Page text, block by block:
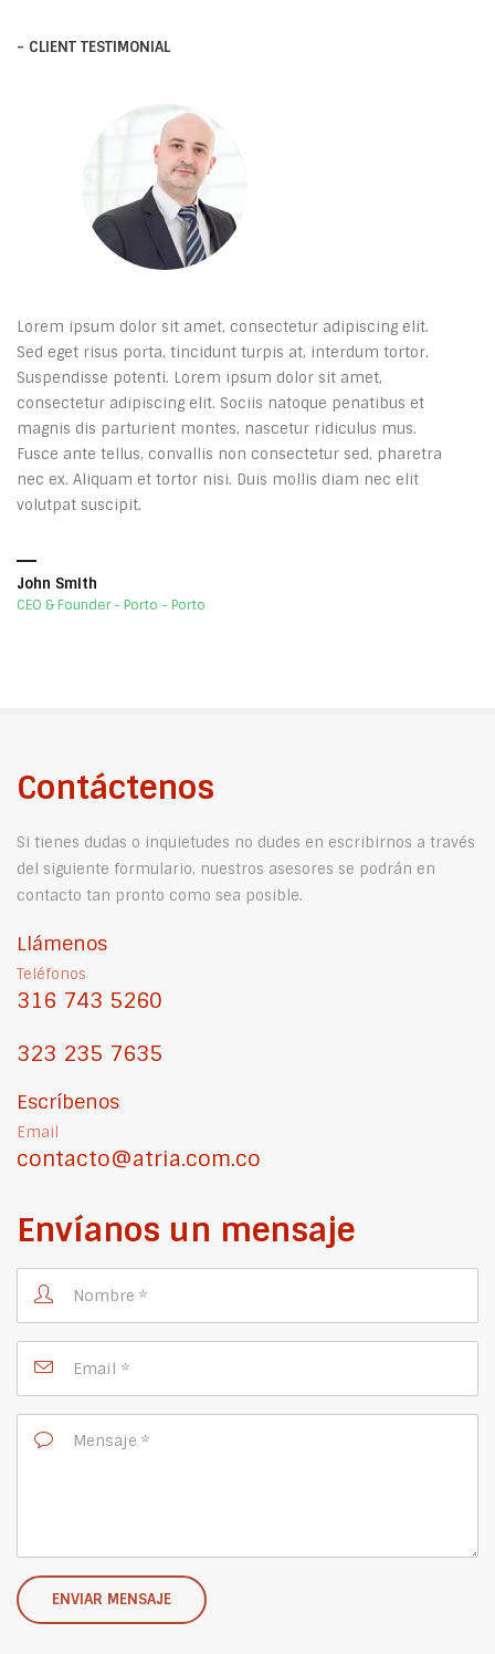
- CLIENT TESTIMONIAL
Lorem ipsum dolor sit amet, consectetur adipiscing elit.
Sed eget risus porta, tincidunt turpis at, interdum tortor.
Suspendisse potenti. Lorem ipsum dolor sit amet,
consectetur adipiscing elit. Sociis natoque penatibus et
magnis dis parturient montes, nascetur ridiculus mus.
Fusce ante tellus, convallis non consectetur sed, pharetra
nec ex. Aliquam et tortor nisi. Duis mollis diam nec elit
volutpat suscipit.
John Smith
CEO & Founder - Porto - Porto
Contáctenos
Si tienes dudas o inquietudes no dudes en escribirnos a través
del siguiente formulario, nuestros asesores se podrán en
contacto tan pronto como sea posible.
Llámenos
Teléfonos
316 743 5260
323 235 7635
Escríbenos
Email
contacto@atria.com.co
Envíanos un mensaje